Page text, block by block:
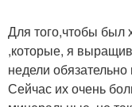
Для того,чтобы
,которые, я
недели
Сейчас их очень